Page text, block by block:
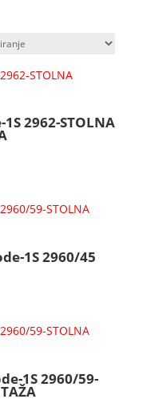
2962-STOLNA
1S 2960/45
1S 2960/59-